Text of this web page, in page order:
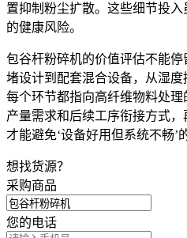
置抑制粉尘扩散。这些细节投
的健康风险。
包谷杆粉碎机的价值评估不能
堵设计到配套混合设备，从湿度
每个环节都指向高纤维物料处
产量需求和后续工序衔接方式，
才能避免‘设备好用但系统不畅’
想找货源？
采购商品
您的电话